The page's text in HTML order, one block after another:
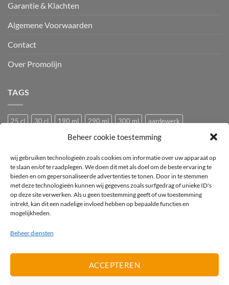
Beheer cookie toestemming
wij gebruiken technologieën zoals cookies om informatie over uw apparaat op
te slaan en/of te raadplegen. We doen dit met als doel om de beste ervaring te
bieden en om gepersonaliseerde advertenties te tonen. Door in te stemmen
met deze technologieën kunnen wij gegevens zoals surfgedrag of unieke ID's
op deze site verwerken. Als u geen toestemming geeft of uw toestemming
intrekt, kan dit een nadelige invloed hebben op bepaalde functies en
mogelijkheden.
Beheer diensten
ACCEPTEREN
Garantie & Klachten
Algemene Voorwaarden
Contact
Over Promolijn
TAGS
25 cl 30 cl 190 ml 290 ml 300 ml
aardewerk
Bedrukking bedrukt Bedrukt wijnglas
bier
bierglas Camping glazen Caravan glazen
Festival glas
haan hen Horeca wijnglas Kip
Kunststof
logo
mok mus Pasabahce pluimvee porselein
Proefglas
proefglazen
Recyclebaar rode wijnglas
Royal Leerdam
vogel
vogeltje